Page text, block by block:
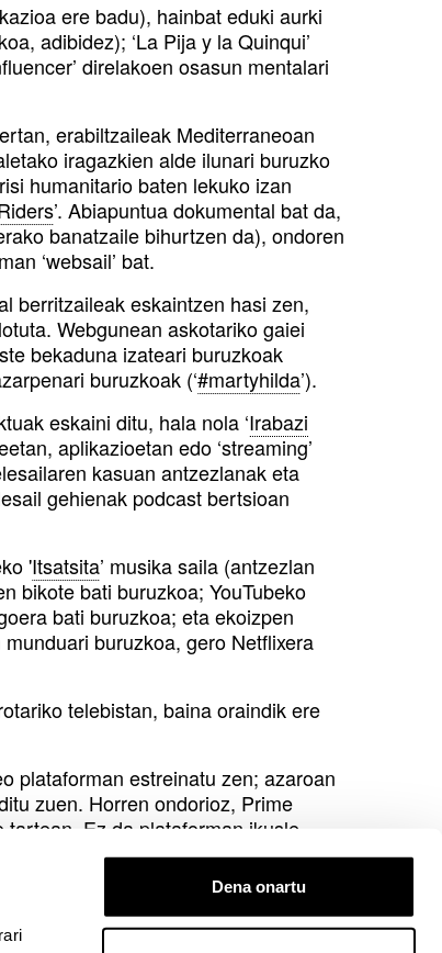
Dena onartu
ere badu), hainbat eduki aurki
adibidez); ‘La Pija y la Quinqui’
direlakoen osasun mentalari
erabiltzaileak Mediterraneoan
iragazkien alde ilunari buruzko
humanitario baten lekuko izan
’. Abiapuntua dokumental bat da,
banatzaile bihurtzen da), ondoren
‘websail’ bat.
berritzaileak eskaintzen hasi zen,
Webgunean askotariko gaiei
bekaduna izateari buruzkoak
buruzkoak (‘#martyhilda’).
eskaini ditu, hala nola ‘Irabazi
aplikazioetan edo ‘streaming’
kasuan antzezlanak eta
gehienak podcast bertsioan
'Itsatsita’ musika saila (antzezlan
bikote bati buruzkoa; YouTubeko
bati buruzkoa; eta ekoizpen
buruzkoa, gero Netflixera
telebistan, baina oraindik ere
plataforman estreinatu zen; azaroan
zuen. Horren ondorioz, Prime
tartean Ez da plataforman ikusle
izaten ditu eguneroeta finala
ohiko telebistan, ‘streaming’